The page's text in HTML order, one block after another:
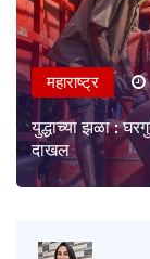
महाराष्ट्र
युद्धाच्या झळा :
दाखल